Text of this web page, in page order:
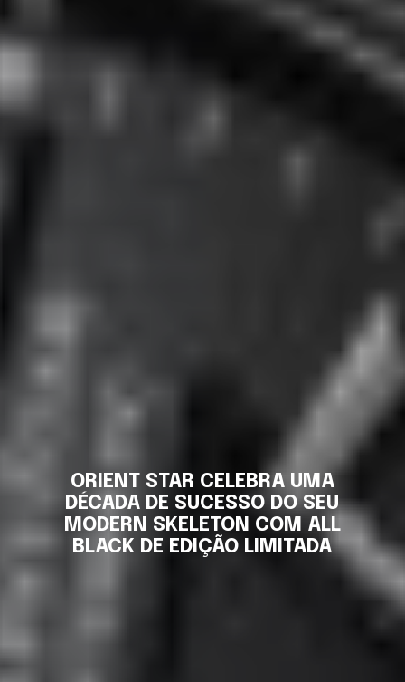
ORIENT STAR CELEBRA UMA
DÉCADA DE SUCESSO DO SEU
MODERN SKELETON COM ALL
BLACK DE EDIÇÃO LIMITADA